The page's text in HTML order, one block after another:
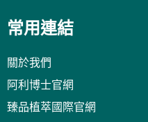
常用連結
關於我們
阿利博士官網
臻品植萃國際官網